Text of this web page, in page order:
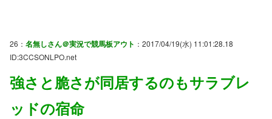
26： 名無しさん＠実況で競馬板アウト ：2017/04/19(水) 11:01:28.18
ID:3CCSONLPO.net
強さと脆さが同居するのもサラブレ
ッドの宿命